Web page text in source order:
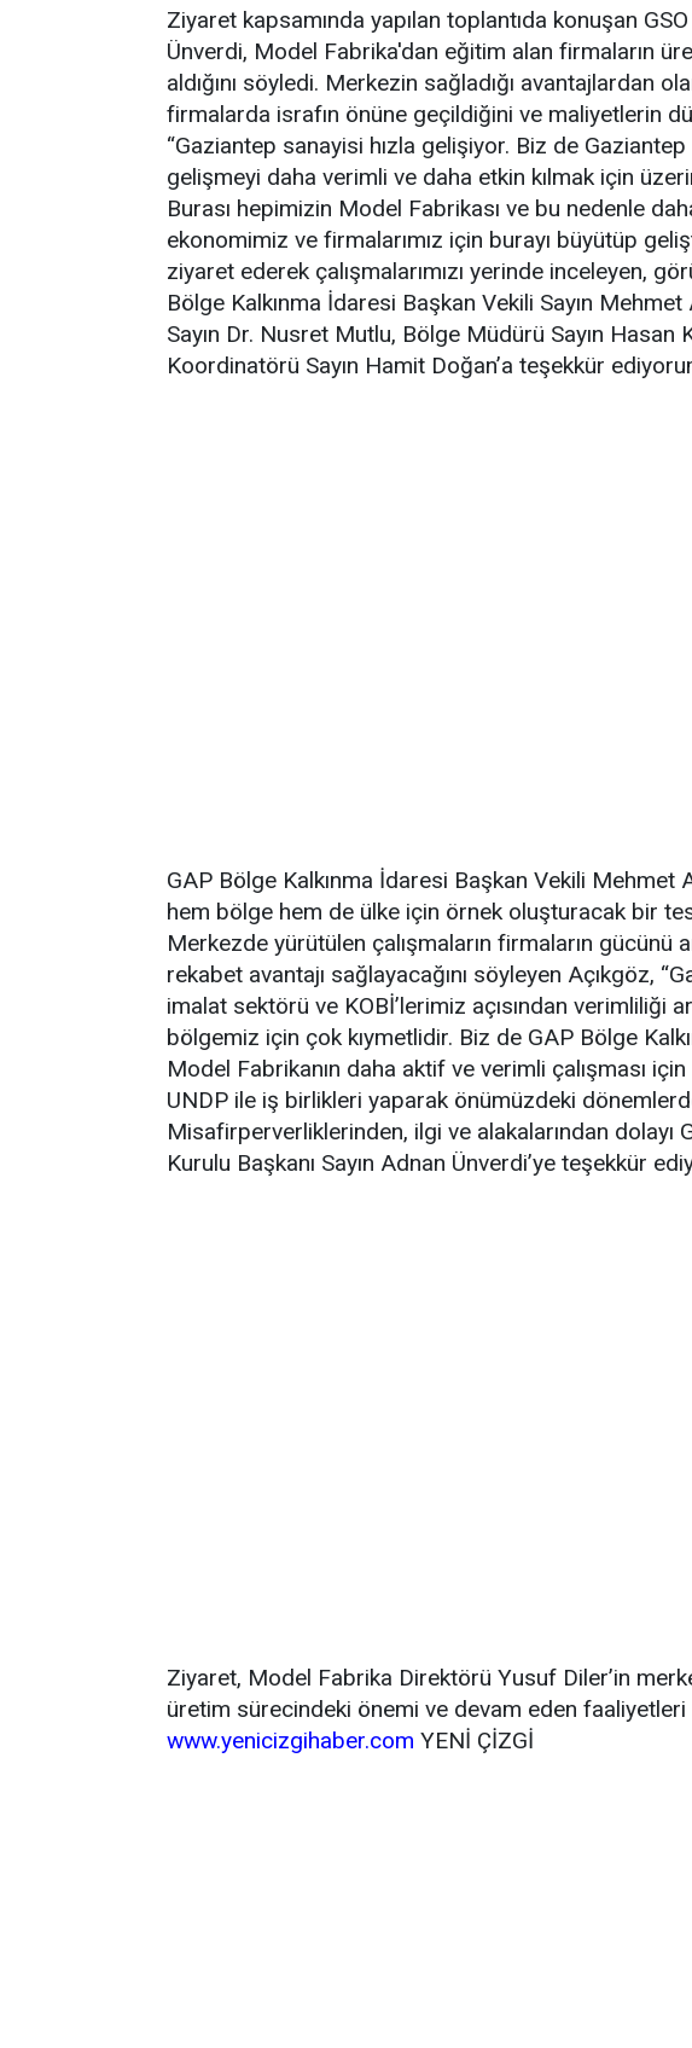
Ziyaret kapsamında yapılan toplantıda konuşan
Ünverdi, Model Fabrika'dan eğitim alan firmaların
aldığını söyledi. Merkezin sağladığı avantajlardan
firmalarda israfın önüne geçildiğini ve maliyetlerin
“Gaziantep sanayisi hızla gelişiyor. Biz de
gelişmeyi daha verimli ve daha etkin kılmak için
Burası hepimizin Model Fabrikası ve bu nedenle
ekonomimiz ve firmalarımız için burayı büyütüp
ziyaret ederek çalışmalarımızı yerinde inceleyen,
Bölge Kalkınma İdaresi Başkan Vekili Sayın Mehmet
Sayın Dr. Nusret Mutlu, Bölge Müdürü Sayın Hasan
Koordinatörü Sayın Hamit Doğan’a teşekkür
GAP Bölge Kalkınma İdaresi Başkan Vekili Mehmet
hem bölge hem de ülke için örnek oluşturacak bir
Merkezde yürütülen çalışmaların firmaların gücünü
rekabet avantajı sağlayacağını söyleyen Açıkgöz,
imalat sektörü ve KOBİ’lerimiz açısından verimliliği
bölgemiz için çok kıymetlidir. Biz de GAP Bölge
Model Fabrikanın daha aktif ve verimli çalışması
UNDP ile iş birlikleri yaparak önümüzdeki
Misafirperverliklerinden, ilgi ve alakalarından dolayı
Kurulu Başkanı Sayın Adnan Ünverdi’ye teşekkür
Ziyaret, Model Fabrika Direktörü Yusuf Diler’in
üretim sürecindeki önemi ve devam eden faaliyetleri
www.yenicizgihaber.com YENİ ÇİZGİ